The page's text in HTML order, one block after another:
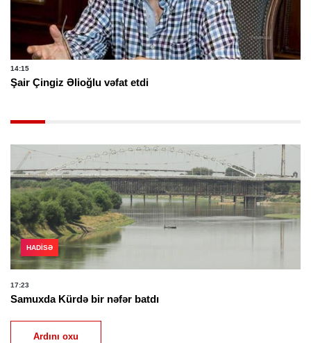
14:15
Şair Çingiz Əlioğlu vəfat etdi
HADISƏ
17:23
Samuxda Kürdə bir nəfər batdı
Ardını oxu